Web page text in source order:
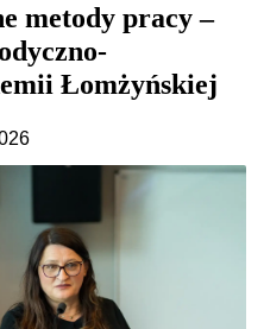
metody pracy –
Łomżyńskiej